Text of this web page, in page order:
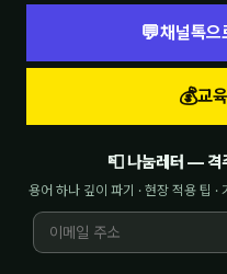
💬채널톡
💰교
📮 나눔레터 — 격
용어 하나 깊이 파기 · 현장 적용 팁